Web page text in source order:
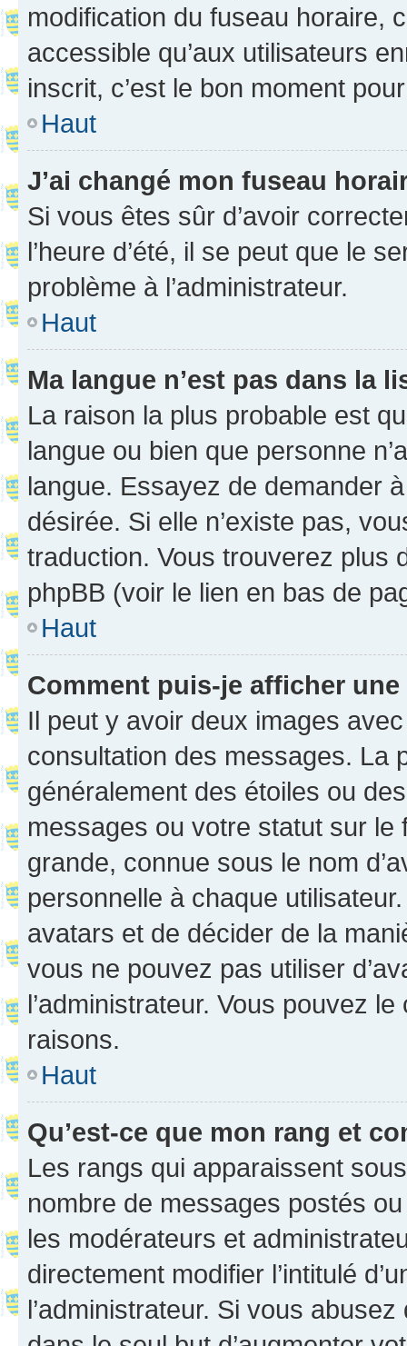
modification du fuseau horaire,
accessible qu’aux utilisateurs
inscrit, c’est le bon moment
Haut
J’ai changé mon fuseau
Si vous êtes sûr d’avoir
l’heure d’été, il se peut que le
problème à l’administrateur.
Haut
Ma langue n’est pas dans la
La raison la plus probable est
langue ou bien que personne
langue. Essayez de demander
désirée. Si elle n’existe pas,
traduction. Vous trouverez plus
phpBB (voir le lien en bas de
Haut
Comment puis-je afficher
Il peut y avoir deux images
consultation des messages. La
généralement des étoiles ou
messages ou votre statut sur
grande, connue sous le nom
personnelle à chaque utilisateur.
avatars et de décider de la
vous ne pouvez pas utiliser
l’administrateur. Vous pouvez
raisons.
Haut
Qu’est-ce que mon rang et
Les rangs qui apparaissent
nombre de messages postés
les modérateurs et
directement modifier l’intitulé
l’administrateur. Si vous